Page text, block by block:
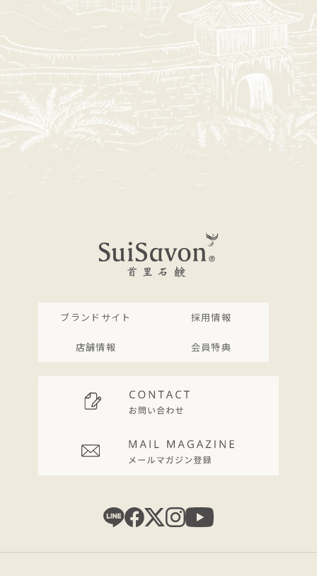
ブランドサイト 採用情報
店舗情報 会員特典